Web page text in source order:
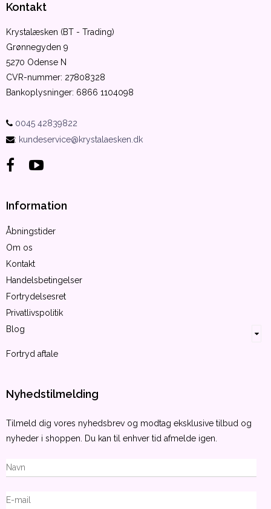
Kontakt
Krystalæsken (BT - Trading)
Grønnegyden 9
5270 Odense N
CVR-nummer: 27808328
Bankoplysninger: 6866 1104098
0045 42839822
: kundeservice@krystalaesken.dk
Information
Åbningstider
Om os
Kontakt
Handelsbetingelser
Fortrydelsesret
Privatlivspolitik
Blog
Fortryd aftale
Nyhedstilmelding
Tilmeld dig vores nyhedsbrev og modtag eksklusive tilbud og
nyheder i shoppen. Du kan til enhver tid afmelde igen.